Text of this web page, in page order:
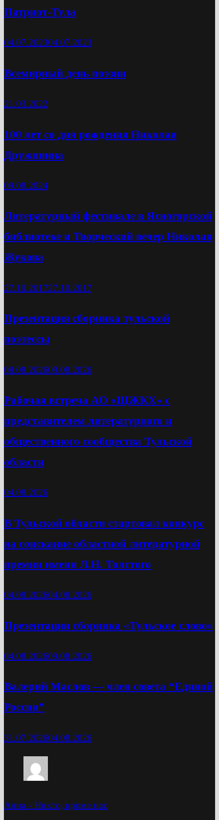
Патриот-Тула
04.07.202304.07.2023
Всемирный день поэзии
21.03.2022
100 лет со дня рождения Николая
Дружинина
09.08.2024
Литературный фестивале в Ясногорской
библиотеке и Творческий вечер Николая
Жукова
27.10.201727.10.2017
Презентация сборника тульской
поэтессы
08.08.202609.08.2026
Рабочая встреча АО «ЩЖКХ» с
представителем литературного и
общественного сообщества Тульской
области
04.08.2026
В Тульской области стартовал конкурс
на соискание областной литературной
премии имени Л.Н. Толстого
04.08.202604.08.2026
Презентации сборника «Тульское слово»
04.08.202609.08.2026
Валерий Маслов — член совета “Единой
России”
31.07.202604.08.2026
Анна - Никто, кроме нас